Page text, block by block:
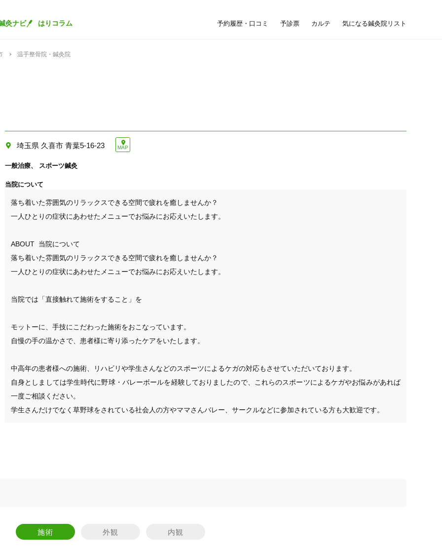
灸ナビ はりコラム 予約履歴・口コミ 予診票 カルテ 気になる鍼灸院リスト
温手整骨院・鍼灸院
埼玉県 久喜市 青葉5-16-23 MAP
一般治療 スポーツ鍼灸
当院について
落ち着いた雰囲気のリラックスできる空間で疲れを癒しませんか？
一人ひとりの症状にあわせたメニューでお悩みにお応えいたします。
​ABOUT  当院について
落ち着いた雰囲気のリラックスできる空間で疲れを癒しませんか？
一人ひとりの症状にあわせたメニューでお悩みにお応えいたします。
当院では「直接触れて施術をすること」を
モットーに、手技にこだわった施術をおこなっています。
自慢の手の温かさで、患者様に寄り添ったケアをいたします。
中高年の患者様への施術、リハビリや学生さんなどのスポーツによるケガの対応もさせていただいております。
自身としましては学生時代に野球・バレーボールを経験しておりましたので、これらのスポーツによるケガやお悩みがあれば
一度ご相談ください。
学生さんだけでなく草野球をされている社会人の方やママさんバレー、サークルなどに参加されている方も大歓迎です。
施術 外観 内観